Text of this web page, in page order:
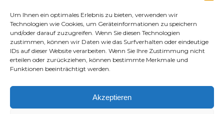
Um Ihnen ein optimales Erlebnis zu bieten, verwenden wir
Technologien wie Cookies, um Geräteinformationen zu speichern
und/oder darauf zuzugreifen. Wenn Sie diesen Technologien
zustimmen, können wir Daten wie das Surfverhalten oder eindeutige
IDs auf dieser Website verarbeiten. Wenn Sie Ihre Zustimmung nicht
erteilen oder zurückziehen, können bestimmte Merkmale und
Funktionen beeinträchtigt werden.
Akzeptieren
VERBINDEN WIR UNS
Datenschutzbestimmungen
Bedingungen und
Konditionen